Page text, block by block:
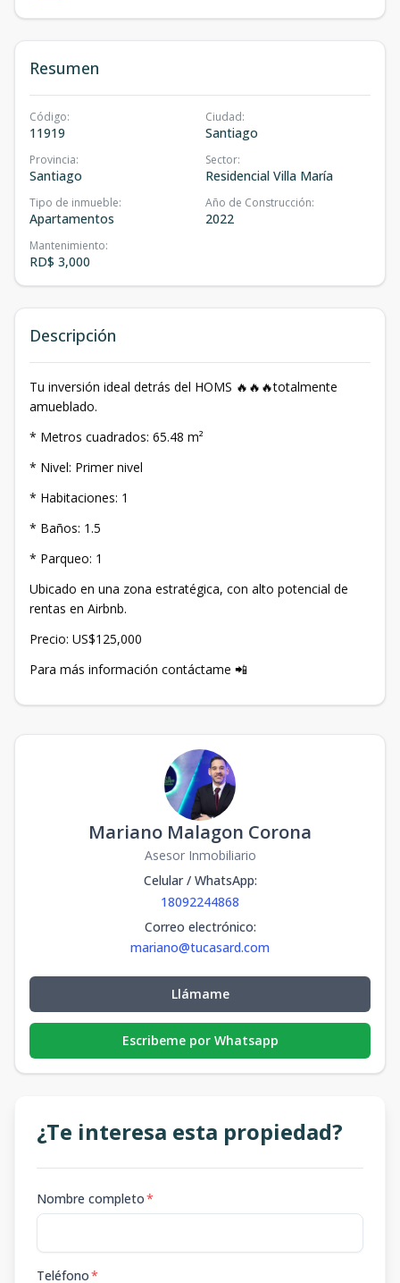
Resumen
Código:
11919
Ciudad:
Santiago
Provincia:
Santiago
Sector:
Residencial Villa María
Tipo de inmueble:
Apartamentos
Año de Construcción:
2022
Mantenimiento:
RD$ 3,000
Descripción
Tu inversión ideal detrás del HOMS 🔥🔥🔥totalmente
amueblado.
* Metros cuadrados: 65.48 m²
* Nivel: Primer nivel
* Habitaciones: 1
* Baños: 1.5
* Parqueo: 1
Ubicado en una zona estratégica, con alto potencial de
rentas en Airbnb.
Precio: US$125,000
Para más información contáctame 📲
Mariano Malagon Corona
Asesor Inmobiliario
Celular / WhatsApp:
18092244868
Correo electrónico:
mariano@tucasard.com
Llámame
Escribeme por Whatsapp
¿Te interesa esta propiedad?
Nombre completo*
Teléfono*